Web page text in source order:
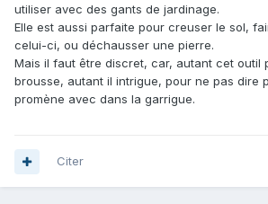
utiliser avec des gants de jardinage.
Elle est aussi parfaite pour creuser le sol,
celui-ci, ou déchausser une pierre.
Mais il faut être discret, car, autant cet outil
brousse, autant il intrigue, pour ne pas dire
promène avec dans la garrigue.
Citer